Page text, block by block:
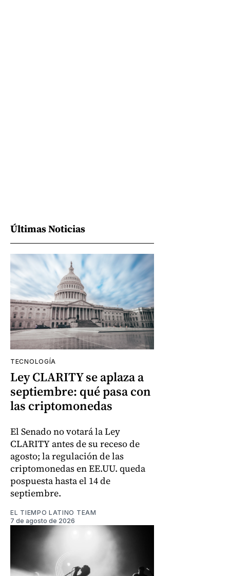
Últimas Noticias
TECNOLOGÍA
Ley CLARITY se aplaza a
septiembre: qué pasa con
las criptomonedas
El Senado no votará la Ley
CLARITY antes de su receso de
agosto; la regulación de las
criptomonedas en EE.UU. queda
pospuesta hasta el 14 de
septiembre.
EL TIEMPO LATINO TEAM
7 de agosto de 2026